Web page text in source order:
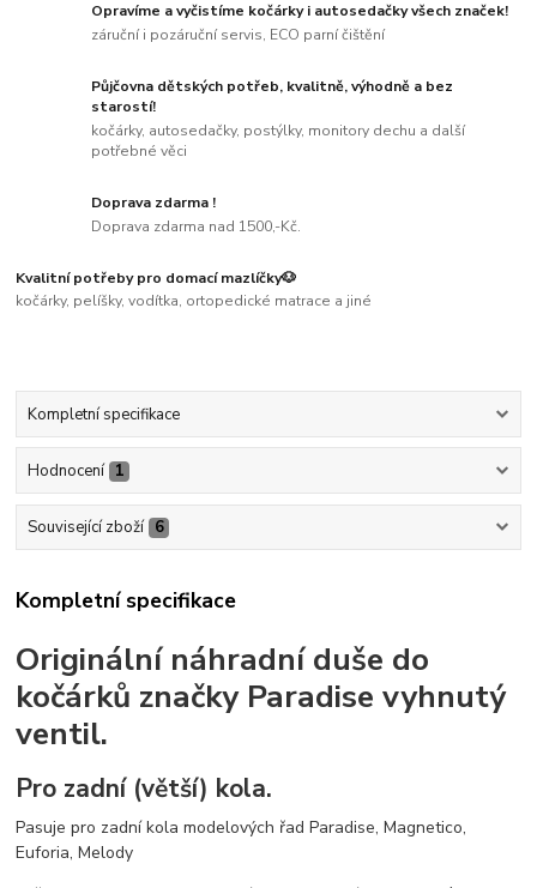
Opravíme a vyčistíme kočárky i autosedačky všech značek!
záruční i pozáruční servis, ECO parní čištění
Půjčovna dětských potřeb, kvalitně, výhodně a bez
starostí!
kočárky, autosedačky, postýlky, monitory dechu a další
potřebné věci
Doprava zdarma !
Doprava zdarma nad 1500,-Kč.
Kvalitní potřeby pro domací mazlíčky🐶
kočárky, pelíšky, vodítka, ortopedické matrace a jiné
Kompletní specifikace
Hodnocení 1
Související zboží 6
Kompletní specifikace
Originální náhradní duše do
kočárků značky Paradise vyhnutý
ventil.
Pro zadní (větší) kola.
Pasuje pro zadní kola modelových řad Paradise, Magnetico,
Euforia, Melody